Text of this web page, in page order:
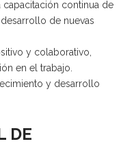
continua de
de nuevas
y colaborativo,
en el trabajo.
y desarrollo
DE